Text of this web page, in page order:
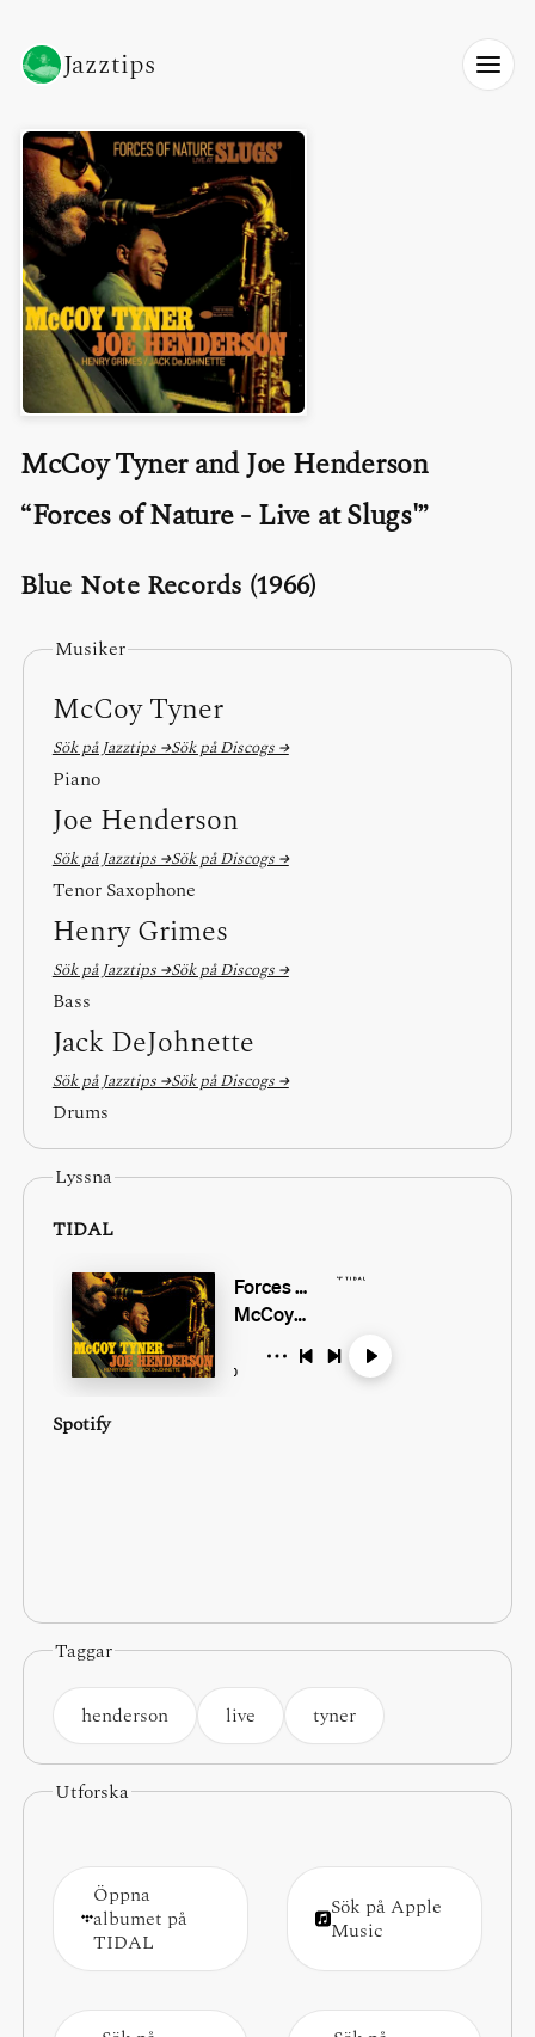
Jazztips
McCoy Tyner and Joe Henderson
Forces of Nature - Live at Slugs'
Blue Note Records (1966)
Musiker
McCoy Tyner
Sök på Jazztips →Sök på Discogs →
Piano
Joe Henderson
Sök på Jazztips →Sök på Discogs →
Tenor Saxophone
Henry Grimes
Sök på Jazztips →Sök på Discogs →
Bass
Jack DeJohnette
Sök på Jazztips →Sök på Discogs →
Drums
Lyssna
TIDAL
Spotify
Taggar
henderson live tyner
Utforska
Öppna
albumet på
TIDAL
Sök på Apple
Music